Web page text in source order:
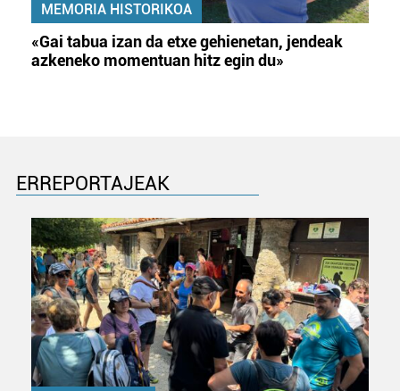
MEMORIA HISTORIKOA
«Gai tabua izan da etxe gehienetan, jendeak
azkeneko momentuan hitz egin du»
ERREPORTAJEAK